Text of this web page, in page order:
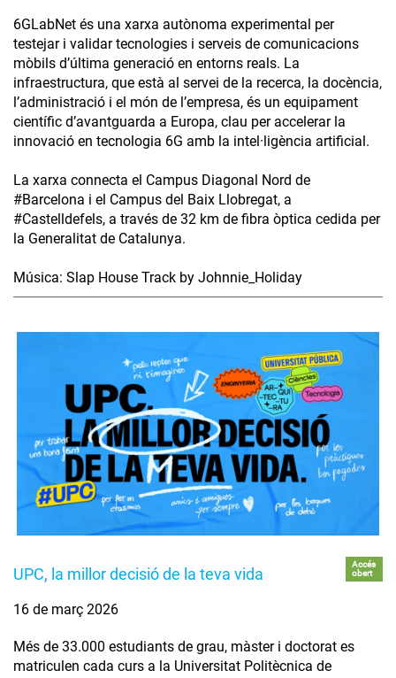
6GLabNet és una xarxa autònoma experimental per
testejar i validar tecnologies i serveis de comunicacions
mòbils d’última generació en entorns reals. La
infraestructura, que està al servei de la recerca, la docència,
l’administració i el món de l’empresa, és un equipament
científic d’avantguarda a Europa, clau per accelerar la
innovació en tecnologia 6G amb la intel·ligència artificial.
La xarxa connecta el Campus Diagonal Nord de
#Barcelona i el Campus del Baix Llobregat, a
#Castelldefels, a través de 32 km de fibra òptica cedida per
la Generalitat de Catalunya.
Música: Slap House Track by Johnnie_Holiday
UPC, la millor decisió de la teva vida
Accés
obert
16 de març 2026
Més de 33.000 estudiants de grau, màster i doctorat es
matriculen cada curs a la Universitat Politècnica de